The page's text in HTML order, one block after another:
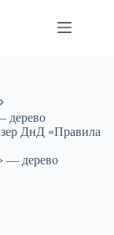
дерево
ДнД «Правила